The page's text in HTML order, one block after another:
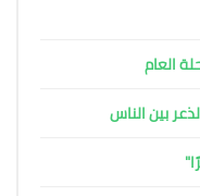
العام
بين الناس